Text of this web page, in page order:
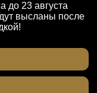
до 23 августа
высланы после